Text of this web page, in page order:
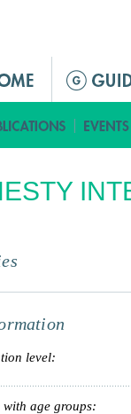
level:
with age groups: